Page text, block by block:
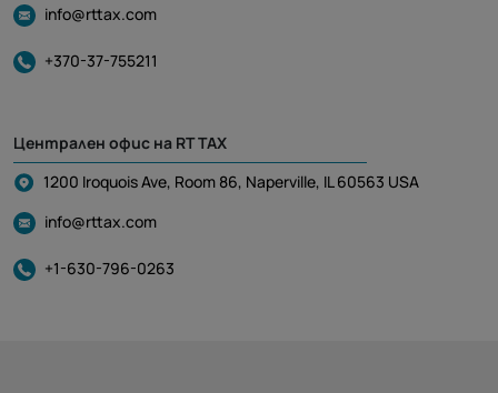
info@rttax.com
+370-37-755211
Централен офис на RT TAX
1200 Iroquois Ave, Room 86, Naperville, IL 60563 USA
info@rttax.com
+1-630-796-0263